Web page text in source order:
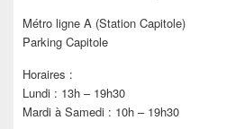
Métro ligne A (Station Capitole)
Parking Capitole
Horaires :
Lundi : 13h – 19h30
Mardi à Samedi : 10h – 19h30